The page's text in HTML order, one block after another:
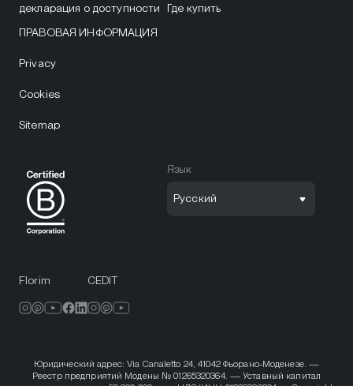
декларация о доступности
Где купить
ПРАВОВАЯ ИНФОРМАЦИЯ
Privacy
Cookies
Sitemap
Язык
Русский
Florim CEDIT
Юридический адрес: Via Canaletto 24, 41042 Фьорано-Моденезе. —
Реестр предприятий Модены № 01265320364. — Уставный капитал